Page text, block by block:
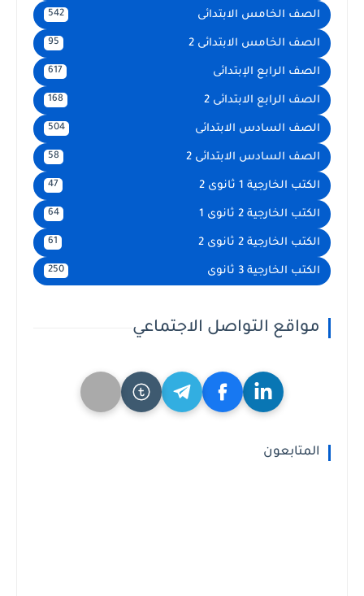
الصف الخامس الابتدائى 542
الصف الخامس الابتدائى 2 95
الصف الرابع الإبتدائى 617
الصف الرابع الابتدائى 2 168
الصف السادس الابتدائى 504
الصف السادس الابتدائى 2 58
الكتب الخارجية 1 ثانوى 2 47
الكتب الخارجية 2 ثانوى 1 64
الكتب الخارجية 2 ثانوى 2 61
الكتب الخارجية 3 ثانوى 250
مواقع التواصل الاجتماعي
المتابعون